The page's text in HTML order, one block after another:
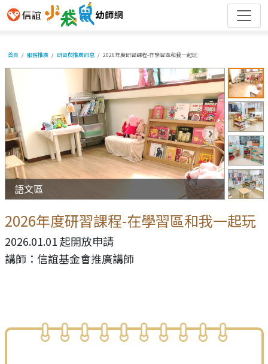
首頁 服務推廣 研習與推廣訊息 2026年度研習課程-在學習區和我一起玩
語文區 語文區
2026年度研習課程-在學習區和我一起玩
2026.01.01 起開放申請
講師：信誼基金會推廣講師